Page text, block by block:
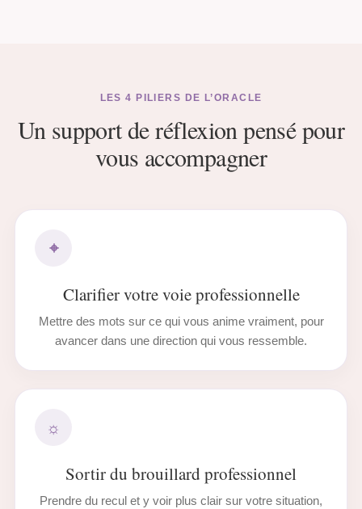
LES 4 PILIERS DE L’ORACLE
Un support de réflexion pensé pour
vous accompagner
⌖
Clarifier votre voie professionnelle
Mettre des mots sur ce qui vous anime vraiment, pour
avancer dans une direction qui vous ressemble.
☼
Sortir du brouillard professionnel
Prendre du recul et y voir plus clair sur votre situation,